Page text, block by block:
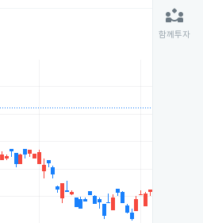
partner_exchange
함께투자